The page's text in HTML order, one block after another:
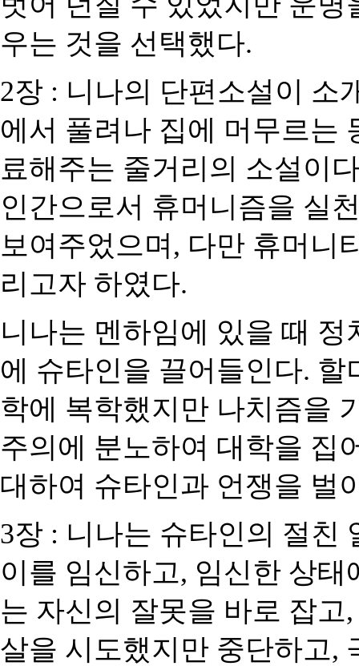
우는 것을 선택했다.
2장 : 니나의 단편소설이 소
에서 풀려나 집에 머무르는
료해주는 줄거리의 소설이
인간으로서 휴머니즘을 실
보여주었으며 , 다만 휴머니
리고자 하였다.
니나는 멘하임에 있을 때
에 슈타인을 끌어들인다. 할
학에 복학했지만 나치즘을
주의에 분노하여 대학을 집
대하여 슈타인과 언쟁을 벌
3장 : 니나는 슈타인의 절친
이를 임신하고, 임신한 상태
는 자신의 잘못을 바로 잡고
살을 시도했지만 중단하고,